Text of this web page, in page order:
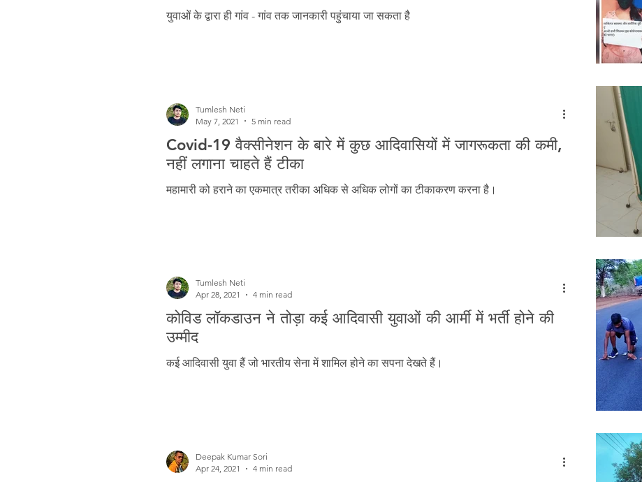
युवाओं के द्वारा ही गांव - गांव तक जानकारी पहुंचाया जा सकता है
Covid-19 वैक्सीनेशन के बारे में कुछ आदिवासियों में जागरूकता की कमी,
नहीं लगाना चाहते हैं टीका
महामारी को हराने का एकमात्र तरीका अधिक से अधिक लोगों का टीकाकरण करना है।
Tumlesh Neti
May 7, 2021
5 min read
कोविड लॉकडाउन ने तोड़ा कई आदिवासी युवाओं की आर्मी में भर्ती होने की
उम्मीद
कई आदिवासी युवा हैं जो भारतीय सेना में शामिल होने का सपना देखते हैं।
Tumlesh Neti
Apr 28, 2021
4 min read
Deepak Kumar Sori
Apr 24, 2021
4 min read